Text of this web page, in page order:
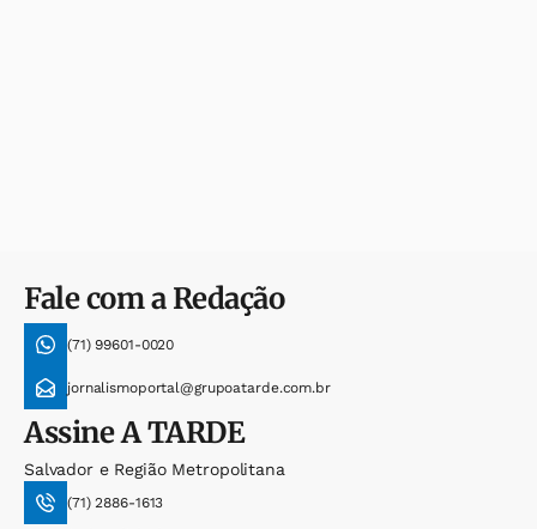
Fale com a Redação
(71) 99601-0020
jornalismoportal@grupoatarde.com.br
AssineA TARDE
Salvador e Região Metropolitana
(71) 2886-1613